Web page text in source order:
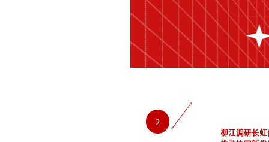
2
柳江调研长